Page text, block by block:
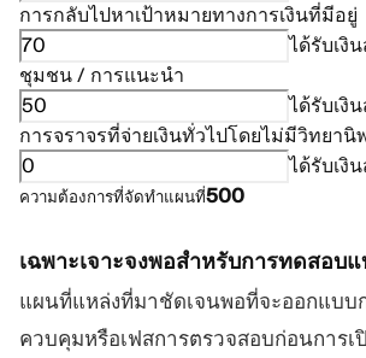
การกลับไปหาเป้าหมายทางการเงินที่มีอยู่
ได้รับเงิ
ชุมชน / การแนะนำ
ได้รับเงิ
การจราจรที่จ่ายเงินทั่วไปโดยไม่มีวิทยา
ได้รับเงิ
ความต้องการที่จัดทำแผนที่500
เฉพาะเจาะจงพอสำหรับการทดสอบ
แผนที่แหล่งที่มาชัดเจนพอที่จะออกแบบ
ควบคุมหรือเฟสการตรวจสอบก่อนการเ